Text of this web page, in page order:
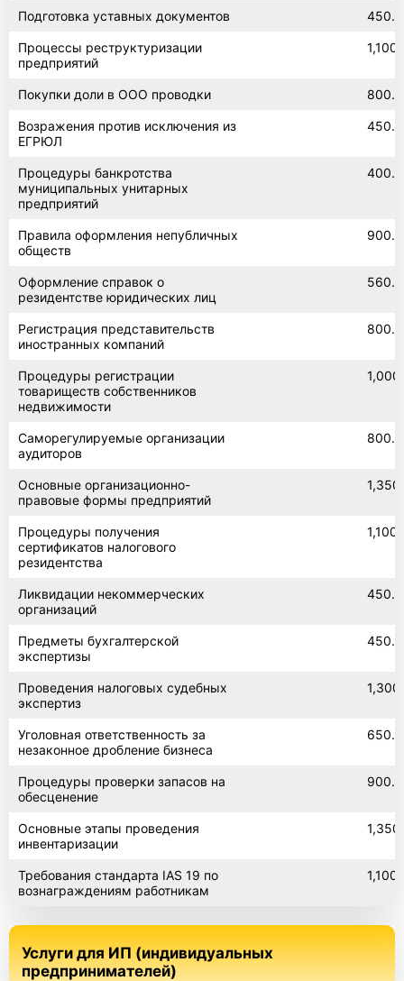
Подготовка уставных документов
Процессы реструктуризации
предприятий
Покупки доли в ООО проводки
Возражения против исключения из
ЕГРЮЛ
Процедуры банкротства
муниципальных унитарных
предприятий
Правила оформления непубличных
обществ
Оформление справок о
резидентстве юридических лиц
Регистрация представительств
иностранных компаний
Процедуры регистрации
товариществ собственников
недвижимости
Саморегулируемые организации
аудиторов
Основные организационно-
правовые формы предприятий
Процедуры получения
сертификатов налогового
резидентства
Ликвидации некоммерческих
организаций
Предметы бухгалтерской
экспертизы
Проведения налоговых судебных
экспертиз
Уголовная ответственность за
незаконное дробление бизнеса
Процедуры проверки запасов на
обесценение
Основные этапы проведения
инвентаризации
Требования стандарта IAS 19 по
вознаграждениям работникам
Услуги для ИП (индивидуальных
предпринимателей)